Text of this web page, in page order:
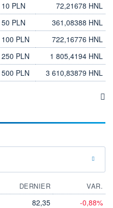
10 PLN
72,21678 HNL
50 PLN
361,08388 HNL
100 PLN
722,16776 HNL
250 PLN
1 805,4194 HNL
500 PLN
3 610,83879 HNL
DERNIER
VAR.
82,35 -0,88%